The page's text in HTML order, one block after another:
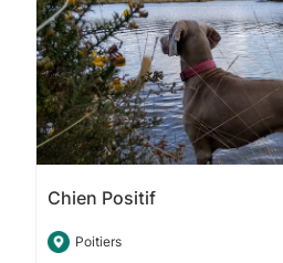
Chien Positif
Poitiers